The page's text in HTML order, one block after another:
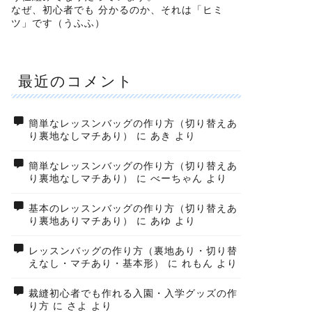
なぜ、初心者でも 分かるのか、それは「ヒミ
ツ」です（うふふ）
最近のコメント
簡単なレッスンバッグの作り方（切り替えあ
り裏地なしマチあり）
に あき より
簡単なレッスンバッグの作り方（切り替えあ
り裏地なしマチあり）
に べーちゃん より
基本のレッスンバッグの作り方（切り替えあ
り裏地ありマチあり）
に あゆ より
レッスンバッグの作り方（裏地あり・切り替
えなし・マチあり・基本形）
に れもん より
裁縫初心者でも作れる入園・入学グッズの作
り方 に さよ より